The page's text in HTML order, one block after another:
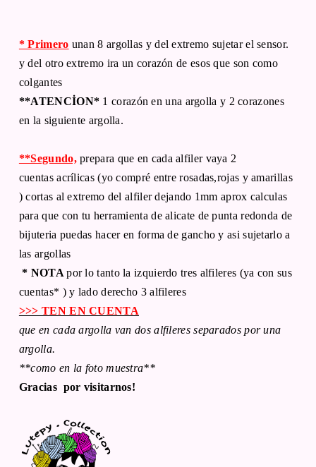
* Primero unan 8 argollas y del extremo sujetar el sensor.
y del otro extremo ira un corazón de esos que son como
colgantes
**ATENCİON* 1 corazón en una argolla y 2 corazones
en la siguiente argolla.
**Segundo,prepara que en cada alfiler vaya 2
cuentas acrílicas (yo compré entre rosadas,rojas y amarillas
) cortas al extremo del alfiler dejando 1mm aprox calculas
para que con tu herramienta de alicate de punta redonda de
bijuteria puedas hacer en forma de gancho y asi sujetarlo a
las argollas
* NOTApor lo tanto la izquierdo tres alfileres (ya con sus
cuentas* ) y lado derecho 3 alfileres
>>> TEN EN CUENTA
que en cada argolla van dos alfileres separados por una
argolla.
**como en la foto muestra**
Gracias por visitarnos!